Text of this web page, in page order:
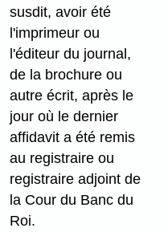
susdit, avoir été
l'imprimeur ou
l'éditeur du journal,
de la brochure ou
autre écrit, après le
jour où le dernier
affidavit a été remis
au registraire ou
registraire adjoint de
la Cour du Banc du
Roi.